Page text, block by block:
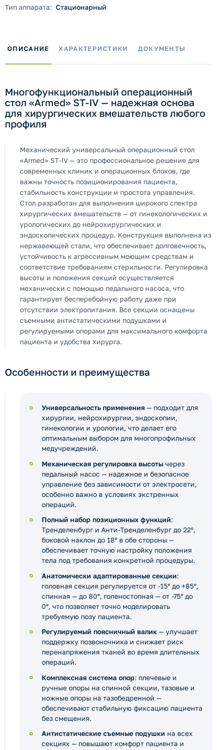
Тип аппарата: Стационарный
ОПИСАНИЕ ХАРАКТЕРИСТИКИ ДОКУМЕНТЫ
Многофункциональный операционный
стол «Armed» ST-IV — надежная основа
для хирургических вмешательств любого
профиля
Механический универсальный операционный стол
«Armed» ST-IV — это профессиональное решение для
современных клиник и операционных блоков, где
важны точность позиционирования пациента,
стабильность конструкции и простота управления.
Стол разработан для выполнения широкого спектра
хирургических вмешательств — от гинекологических и
урологических до нейрохирургических и
эндоскопических процедур. Конструкция выполнена из
нержавеющей стали, что обеспечивает долговечность,
устойчивость к агрессивным моющим средствам и
соответствие требованиям стерильности. Регулировка
высоты и положения секций осуществляется
механически с помощью педального насоса, что
гарантирует бесперебойную работу даже при
отсутствии электропитания. Все секции оснащены
съемными антистатическими подушками и
регулируемыми опорами для максимального комфорта
пациента и удобства хирурга.
Особенности и преимущества
Универсальность применения — подходит для
хирургии, нейрохирургии, эндоскопии,
гинекологии и урологии, что делает его
оптимальным выбором для многопрофильных
медучреждений.
Механическая регулировка высоты через
педальный насос — надежное и безопасное
управление без зависимости от электросети,
особенно важно в условиях экстренных
операций.
Полный набор позиционных функций:
Тренделенбург и Анти-Тренделенбург до 22°,
боковой наклон до 18° в обе стороны —
обеспечивает точную настройку положения
тела под требования конкретной процедуры.
Анатомически адаптированные секции:
головная секция регулируется от -15° до +85°,
спинная — до 80°, голеностопная — от -75° до
0°, что позволяет точно моделировать
требуемую позу пациента.
Регулируемый поясничный валик — улучшает
поддержку позвоночника и снижает риск
перенапряжения тканей во время длительных
операций.
Комплексная система опор: плечевые и
ручные опоры на спинной секции, тазовые и
ножные опоры на тазобедренной —
обеспечивают стабильную фиксацию пациента
без смещения.
Антистатические съемные подушки на всех
секциях — повышают комфорт пациента и